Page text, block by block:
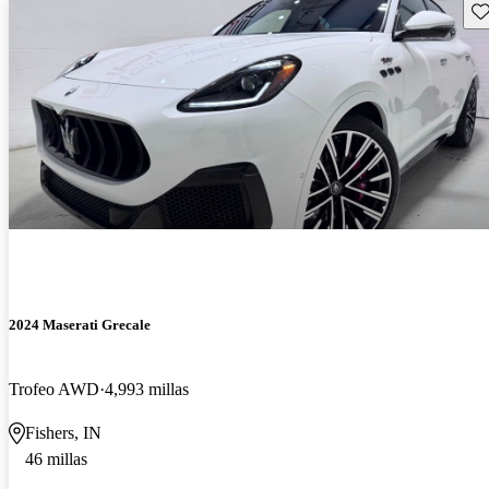
2024 Maserati Grecale
Trofeo AWD 4,993 millas
Fishers, IN
46 millas